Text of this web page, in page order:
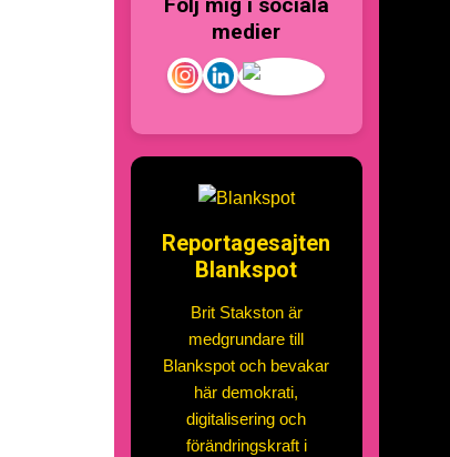
medier
Reportagesajten
Blankspot
Brit Stakston är
medgrundare till
Blankspot och bevakar
här demokrati,
digitalisering och
förändringskraft i